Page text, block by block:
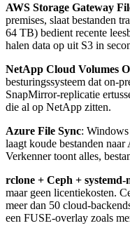
AWS Storage Gateway
premises, slaat bestanden
64 TB) bedient recente
halen data op uit S3 in
NetApp Cloud Volumes
besturingssysteem dat on-
SnapMirror-replicatie
die al op NetApp zitten.
Azure File Sync:
laagt koude bestanden
Verkenner toont alles,
rclone + Ceph + systemd-
maar geen licentiekosten.
meer dan 50 cloud-
een FUSE-overlay zoals